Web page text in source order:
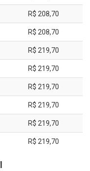
R$ 208,70
R$ 208,70
R$ 219,70
R$ 219,70
R$ 219,70
R$ 219,70
R$ 219,70
R$ 219,70